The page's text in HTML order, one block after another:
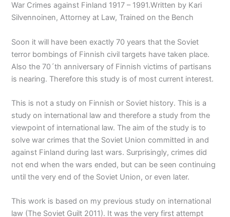
War Crimes against Finland 1917 – 1991.Written by Kari
Silvennoinen, Attorney at Law, Trained on the Bench
Soon it will have been exactly 70 years that the Soviet
terror bombings of Finnish civil targets have taken place.
Also the 70´th anniversary of Finnish victims of partisans
is nearing. Therefore this study is of most current interest.
This is not a study on Finnish or Soviet history. This is a
study on international law and therefore a study from the
viewpoint of international law. The aim of the study is to
solve war crimes that the Soviet Union committed in and
against Finland during last wars. Surprisingly, crimes did
not end when the wars ended, but can be seen continuing
until the very end of the Soviet Union, or even later.
This work is based on my previous study on international
law (The Soviet Guilt 2011). It was the very first attempt